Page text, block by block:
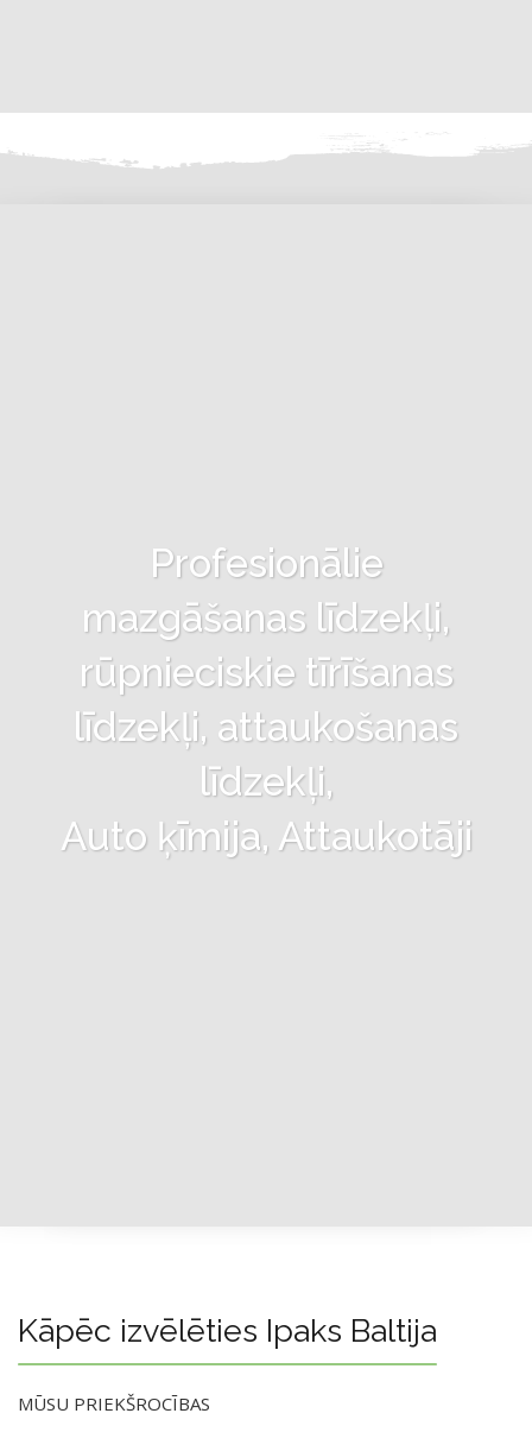
Profesionālie
mazgāšanas līdzekļi,
rūpnieciskie tīrīšanas
līdzekļi, attaukošanas
līdzekļi,
Auto ķīmija, Attaukotāji
Kāpēc izvēlēties Ipaks Baltija
MŪSU PRIEKŠROCĪBAS